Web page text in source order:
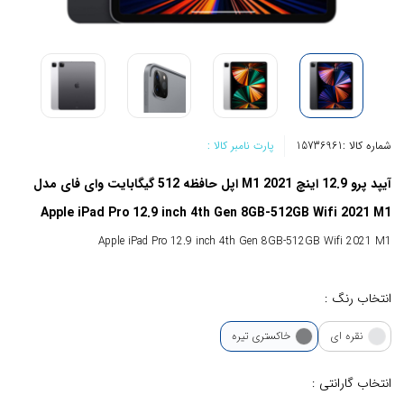
شماره کالا :15736961 پارت نامبر کالا :
آیپد پرو 12.9 اینچ 2021 M1 اپل حافظه 512 گیگابایت وای فای مدل
Apple iPad Pro 12.9 inch 4th Gen 8GB-512GB Wifi 2021 M1
Apple iPad Pro 12.9 inch 4th Gen 8GB-512GB Wifi 2021 M1
انتخاب رنگ :
نقره ای خاکستری تیره
انتخاب گارانتی :